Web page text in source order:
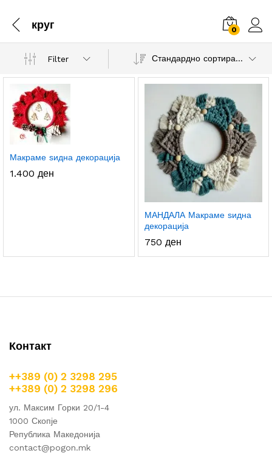
круг 0
Filter Стандардно сортирање
Макраме ѕидна декорација
1.400 ден
МАНДАЛА Макраме ѕидна
декорација
750 ден
Контакт
++389 (0) 2 3298 295
++389 (0) 2 3298 296
ул. Максим Горки 20/1-4
1000 Скопје
Република Македонија
contact@pogon.mk